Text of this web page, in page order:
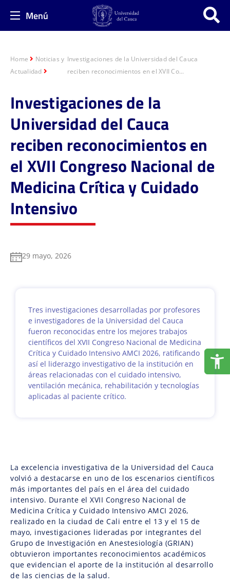
Menú
Home
Noticias y
Actualidad
Investigaciones de la Universidad del Cauca
reciben reconocimientos en el XVII Co...
Investigaciones de la
Universidad del Cauca
reciben reconocimientos en
el XVII Congreso Nacional de
Medicina Crítica y Cuidado
Intensivo
29 mayo, 2026
Tres investigaciones desarrolladas por profesores
e investigadores de la Universidad del Cauca
fueron reconocidas entre los mejores trabajos
científicos del XVII Congreso Nacional de Medicina
Crítica y Cuidado Intensivo AMCI 2026, ratificando
así el liderazgo investigativo de la institución en
áreas relacionadas con el cuidado intensivo,
ventilación mecánica, rehabilitación y tecnologías
aplicadas al paciente crítico.
La excelencia investigativa de la Universidad del Cauca
volvió a destacarse en uno de los escenarios científicos
más importantes del país en el área del cuidado
intensivo. Durante el XVII Congreso Nacional de
Medicina Crítica y Cuidado Intensivo AMCI 2026,
realizado en la ciudad de Cali entre el 13 y el 15 de
mayo, investigaciones lideradas por integrantes del
Grupo de Investigación en Anestesiología (GRIAN)
obtuvieron importantes reconocimientos académicos
que evidencian el aporte de la institución al desarrollo
de las ciencias de la salud.